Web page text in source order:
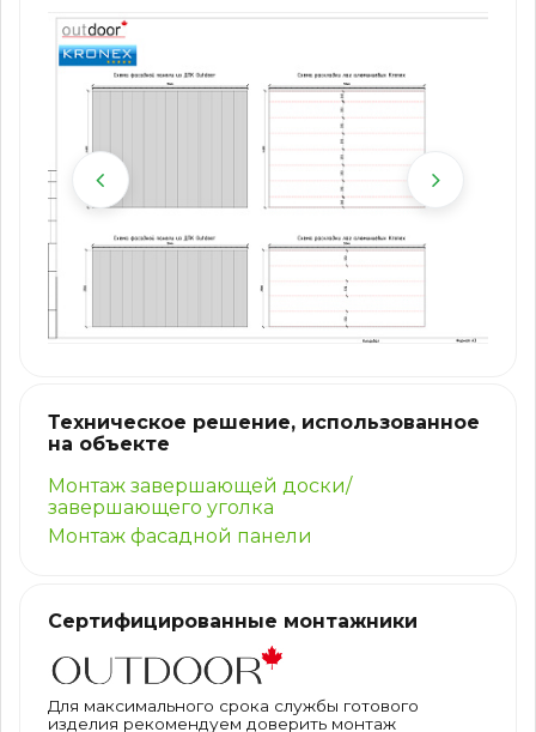
Техническое решение, использованное
на объекте
Монтаж завершающей доски/
завершающего уголка
Монтаж фасадной панели
Сертифицированные монтажники
Для максимального срока службы готового
изделия рекомендуем доверить монтаж